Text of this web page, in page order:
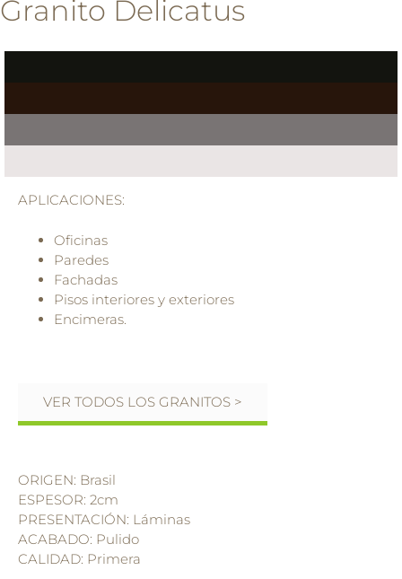
Granito Delicatus
APLICACIONES:
Oficinas
Paredes
Fachadas
Pisos interiores y exteriores
Encimeras.
VER TODOS LOS GRANITOS >
ORIGEN: Brasil
ESPESOR: 2cm
PRESENTACIÓN: Láminas
ACABADO: Pulido
CALIDAD: Primera